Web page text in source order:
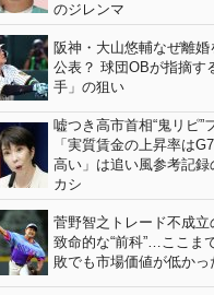
のジレンマ
阪神・大山悠輔なぜ離婚
公表？ 球団OBが指摘す
手」の狙い
嘘つき高市首相“鬼リピ”
「実質賃金の上昇率は
高い」は追い風参考記録
カシ
菅野智之トレード不成立
致命的な“前科”…ここま
敗でも市場価値が低かっ